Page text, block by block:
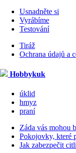
Usnadněte si
Vyrábíme
Testování
Tiráž
Ochrana údajů a
Hobbykuk
úklid
hmyz
praní
Záda vás mohou
Pokojovky, které
Jak zabezpečit